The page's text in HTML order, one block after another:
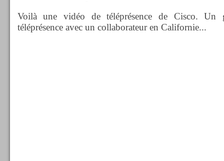
Voilà une vidéo de téléprésence de Cisco. Un
téléprésence avec un collaborateur en Californie...